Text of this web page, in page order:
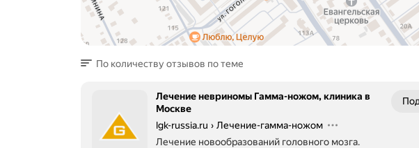
По количеству отзывов по теме
Лечение невриномы Гамма-ножом, клиника в
Москве
lgk-russia.ru › Лечение-гамма-ножом
Лечение новообразований головного мозга.